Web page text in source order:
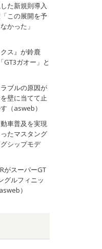
た新規則導入
この展開を予
かった」
ス』が鈴鹿
GT3ガオー」と
ブルの原因が
壁に当てて止
（asweb）
車普及を実現
たマスタング
シップモデ
がスーパーGT
グルフィニッ
）